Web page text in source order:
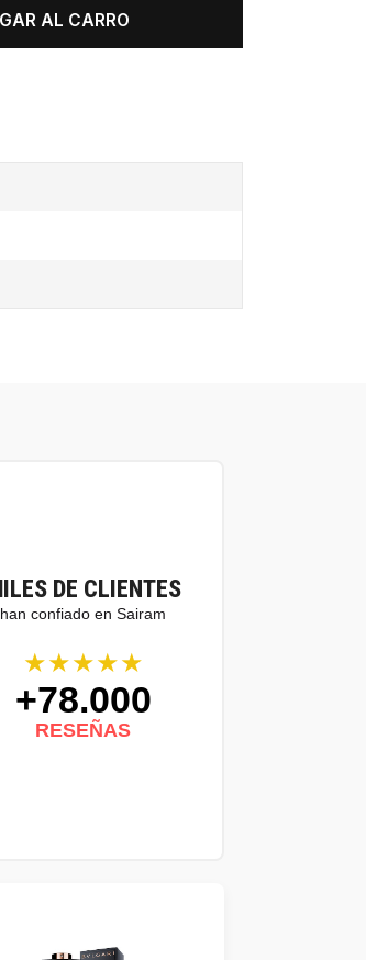
AL CARRO
DE CLIENTES
han confiado en Sairam
★★★★★
+78.000
RESEÑAS